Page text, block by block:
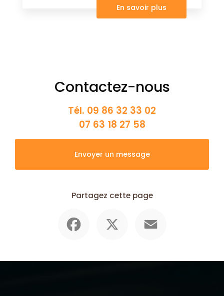
En savoir plus
Contactez-nous
Tél. 09 86 32 33 02
07 63 18 27 58
Envoyer un message
Partagez cette page